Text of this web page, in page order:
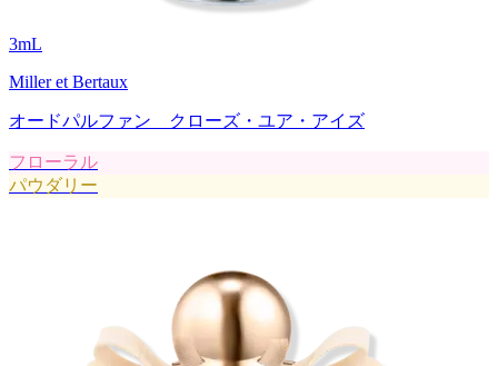
3mL
Miller et Bertaux
オードパルファン クローズ・ユア・アイズ
フローラル
パウダリー